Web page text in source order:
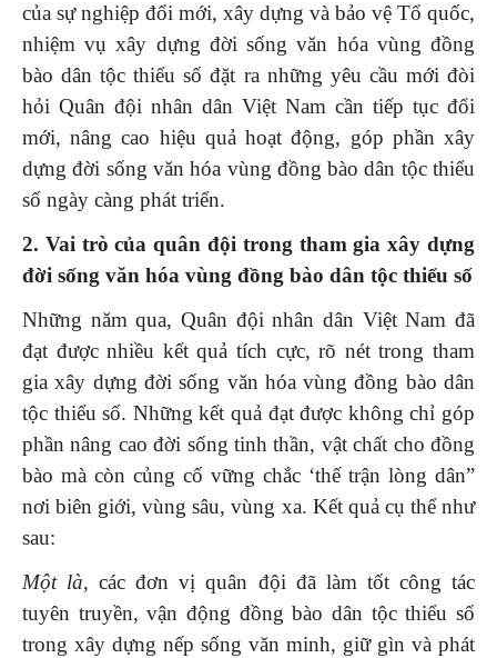
của sự nghiệp đổi mới, xây dựng và bảo vệ Tổ quốc,
nhiệm vụ xây dựng đời sống văn hóa vùng đồng
bào dân tộc thiểu số đặt ra những yêu cầu mới đòi
hỏi Quân đội nhân dân Việt Nam cần tiếp tục đổi
mới, nâng cao hiệu quả hoạt động, góp phần xây
dựng đời sống văn hóa vùng đồng bào dân tộc thiểu
số ngày càng phát triển.
2. Vai trò của quân đội trong tham gia xây dựng
đời sống văn hóa vùng đồng bào dân tộc thiểu số
Những năm qua, Quân đội nhân dân Việt Nam đã
đạt được nhiều kết quả tích cực, rõ nét trong tham
gia xây dựng đời sống văn hóa vùng đồng bào dân
tộc thiểu số. Những kết quả đạt được không chỉ góp
phần nâng cao đời sống tinh thần, vật chất cho đồng
bào mà còn củng cố vững chắc ‘thế trận lòng dân”
nơi biên giới, vùng sâu, vùng xa. Kết quả cụ thể như
sau:
Một là, các đơn vị quân đội đã làm tốt công tác
tuyên truyền, vận động đồng bào dân tộc thiểu số
trong xây dựng nếp sống văn minh, giữ gìn và phát